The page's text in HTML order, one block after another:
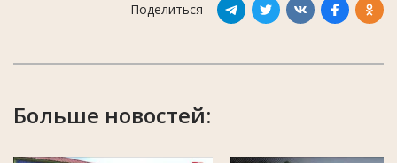
Поделиться
Больше новостей: